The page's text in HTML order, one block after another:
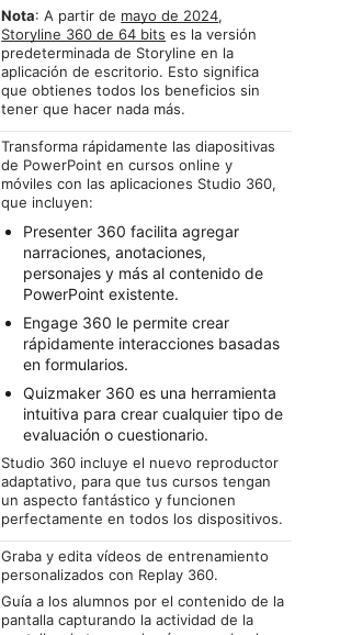
Nota: A partir de mayo de 2024,
Storyline 360 de 64 bits es la versión
predeterminada de Storyline en la
aplicación de escritorio. Esto significa
que obtienes todos los beneficios sin
tener que hacer nada más.
Transforma rápidamente las diapositivas
de PowerPoint en cursos online y
móviles con las aplicaciones Studio 360,
que incluyen:
Presenter 360 facilita agregar
narraciones, anotaciones,
personajes y más al contenido de
PowerPoint existente.
Engage 360 le permite crear
rápidamente interacciones basadas
en formularios.
Quizmaker 360 es una herramienta
intuitiva para crear cualquier tipo de
evaluación o cuestionario.
Studio 360 incluye el nuevo reproductor
adaptativo, para que tus cursos tengan
un aspecto fantástico y funcionen
perfectamente en todos los dispositivos.
Graba y edita vídeos de entrenamiento
personalizados con Replay 360.
Guía a los alumnos por el contenido de la
pantalla capturando la actividad de la